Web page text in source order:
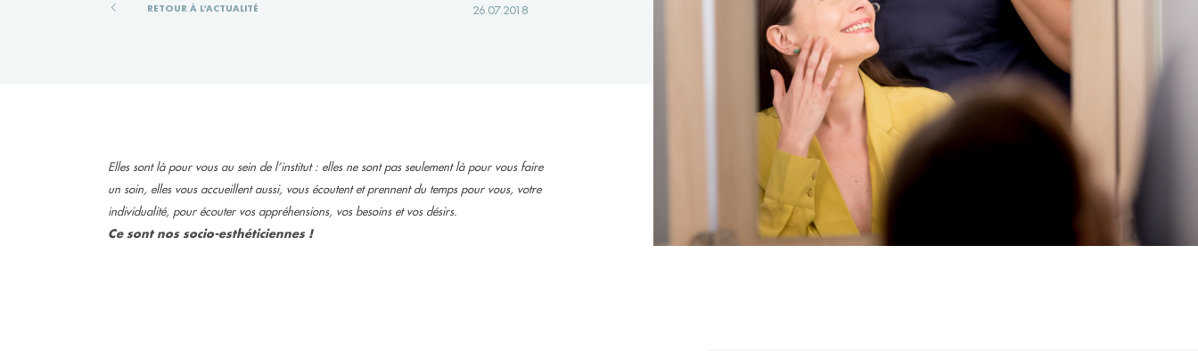
26.07.2018
RETOUR À L'ACTUALITÉ
Elles sont là pour vous au sein de l’institut : elles ne sont pas seulement là pour vous faire
un soin, elles vous accueillent aussi, vous écoutent et prennent du temps pour vous, votre
individualité, pour écouter vos appréhensions, vos besoins et vos désirs.
Ce sont nos socio-esthéticiennes !